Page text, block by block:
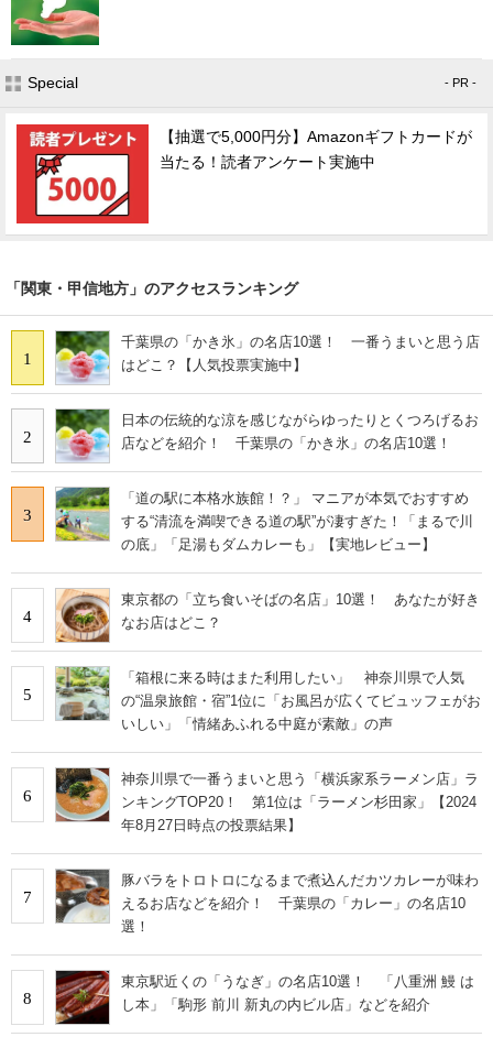
Special - PR -
【抽選で5,000円分】Amazonギフトカードが
当たる！読者アンケート実施中
「関東・甲信地方」のアクセスランキング
1
千葉県の「かき氷」の名店10選！ 一番うまいと思う店
はどこ？【人気投票実施中】
2
日本の伝統的な涼を感じながらゆったりとくつろげるお
店などを紹介！ 千葉県の「かき氷」の名店10選！
3
「道の駅に本格水族館！？」 マニアが本気でおすすめ
する“清流を満喫できる道の駅”が凄すぎた！「まるで川
の底」「足湯もダムカレーも」【実地レビュー】
4
東京都の「立ち食いそばの名店」10選！ あなたが好き
なお店はどこ？
5
「箱根に来る時はまた利用したい」 神奈川県で人気
の“温泉旅館・宿”1位に「お風呂が広くてビュッフェがお
いしい」「情緒あふれる中庭が素敵」の声
6
神奈川県で一番うまいと思う「横浜家系ラーメン店」ラ
ンキングTOP20！ 第1位は「ラーメン杉田家」【2024
年8月27日時点の投票結果】
7
豚バラをトロトロになるまで煮込んだカツカレーが味わ
えるお店などを紹介！ 千葉県の「カレー」の名店10
選！
8
東京駅近くの「うなぎ」の名店10選！ 「八重洲 鰻 は
し本」「駒形 前川 新丸の内ビル店」などを紹介